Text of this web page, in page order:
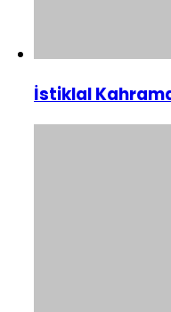
İstiklal